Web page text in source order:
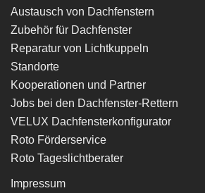
Austausch von Dachfenstern
Zubehör für Dachfenster
Reparatur von Lichtkuppeln
Standorte
Kooperationen und Partner
Jobs bei den Dachfenster-Rettern
VELUX Dachfensterkonfigurator
Roto Förderservice
Roto Tageslichtberater
Impressum